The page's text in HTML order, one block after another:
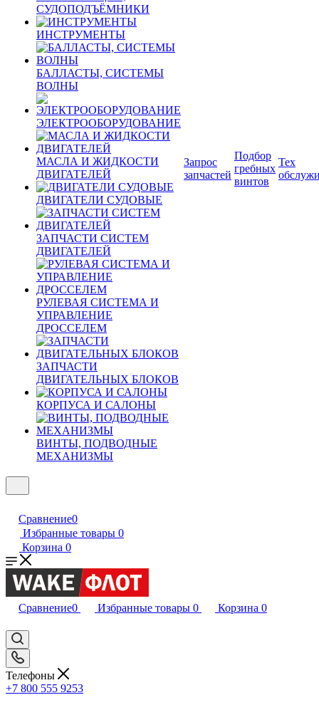
СУДОПОДЪЁМНИКИ
ИНСТРУМЕНТЫ
БАЛЛАСТЫ, СИСТЕМЫ
ВОЛНЫ
ЭЛЕКТРООБОРУДОВАНИЕ
МАСЛА И ЖИДКОСТИ
ДВИГАТЕЛЕЙ
ДВИГАТЕЛИ СУДОВЫЕ
ЗАПЧАСТИ СИСТЕМ
ДВИГАТЕЛЕЙ
РУЛЕВАЯ СИСТЕМА И
УПРАВЛЕНИЕ
ДРОССЕЛЕМ
ЗАПЧАСТИ
ДВИГАТЕЛЬНЫХ БЛОКОВ
КОРПУСА И САЛОНЫ
ВИНТЫ, ПОДВОДНЫЕ
МЕХАНИЗМЫ
Запрос
запчастей
Подбор
гребных
винтов
Тех
Сравнение0
Избранные товары 0
Корзина 0
Сравнение0 Избранные товары 0 Корзина 0
Телефоны
+7 800 555 9253